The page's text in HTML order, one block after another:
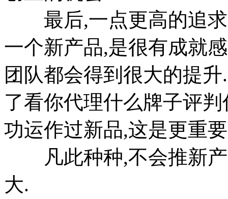
最后,一点更高的追求,
一个新产品,是很有成就
团队都会得到很大的提
了看你代理什么牌子评
功运作过新品,这是更重
凡此种种,不会推新产
大.